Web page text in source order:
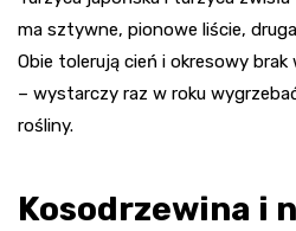
ma sztywne, pionowe liście,
Obie tolerują cień i okresowy brak
– wystarczy raz w roku
rośliny.
Kosodrzewina i